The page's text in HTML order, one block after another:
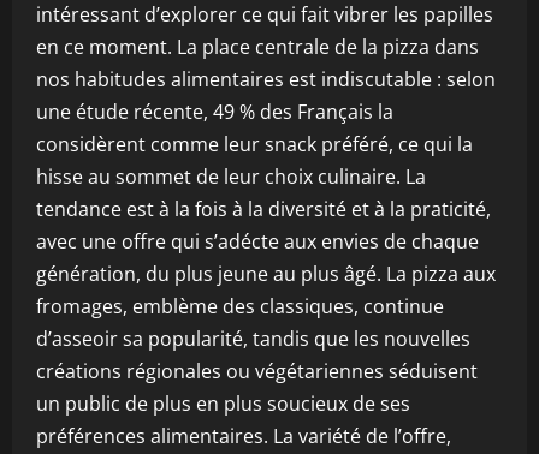
intéressant d’explorer ce qui fait vibrer les papilles
en ce moment. La place centrale de la pizza dans
nos habitudes alimentaires est indiscutable : selon
une étude récente, 49 % des Français la
considèrent comme leur snack préféré, ce qui la
hisse au sommet de leur choix culinaire. La
tendance est à la fois à la diversité et à la praticité,
avec une offre qui s’adécte aux envies de chaque
génération, du plus jeune au plus âgé. La pizza aux
fromages, emblème des classiques, continue
d’asseoir sa popularité, tandis que les nouvelles
créations régionales ou végétariennes séduisent
un public de plus en plus soucieux de ses
préférences alimentaires. La variété de l’offre,